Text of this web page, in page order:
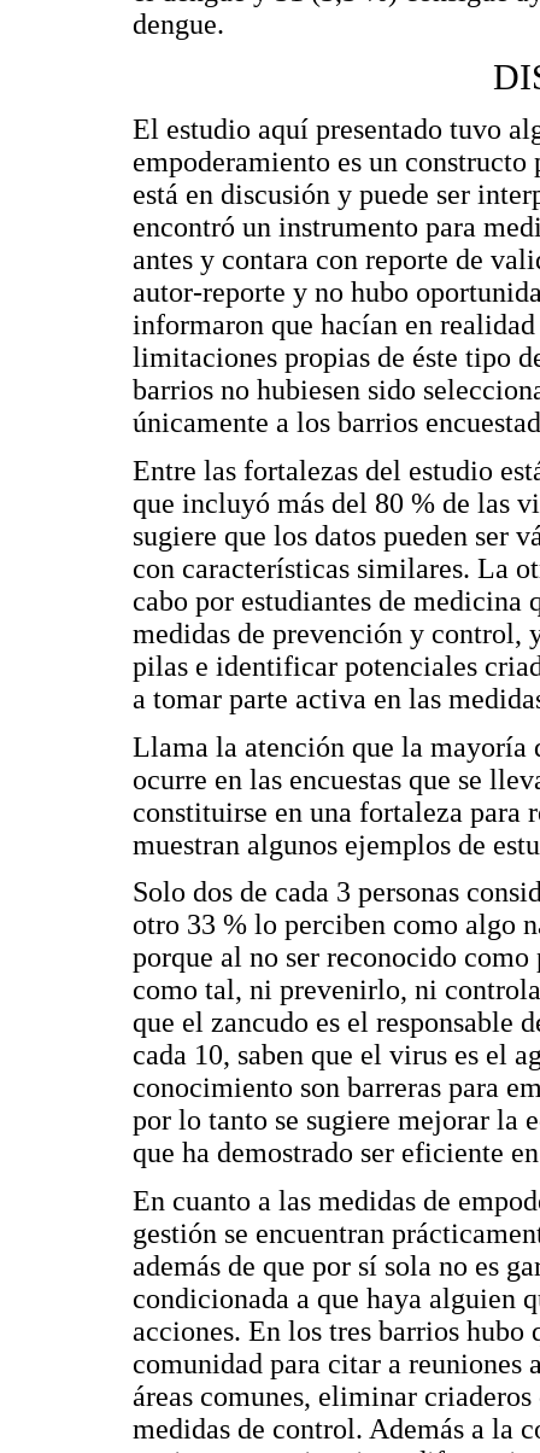
dengue.
El estudio aquí presentado tuvo
empoderamiento es un
está en discusión y puede ser
encontró un instrumento para
antes y contara con reporte de
autor-reporte y no hubo
informaron que hacían en
limitaciones propias de éste tipo
barrios no hubiesen sido
únicamente a los barrios
Entre las fortalezas del estudio
que incluyó más del 80 % de las
sugiere que los datos pueden ser
con características similares. La
cabo por estudiantes de medicina
medidas de prevención y control,
pilas e identificar potenciales
a tomar parte activa en las
Llama la atención que la mayoría
ocurre en las encuestas que se
constituirse en una fortaleza
muestran algunos ejemplos de
Solo dos de cada 3 personas
otro 33 % lo perciben como algo
porque al no ser reconocido
como tal, ni prevenirlo, ni
que el zancudo es el responsable
cada 10, saben que el virus es el
conocimiento son barreras para
por lo tanto se sugiere mejorar la
que ha demostrado ser eficiente
En cuanto a las medidas de
gestión se encuentran
además de que por sí sola no es
condicionada a que haya alguien
acciones. En los tres barrios
comunidad para citar a reuniones
áreas comunes, eliminar
medidas de control. Además a la